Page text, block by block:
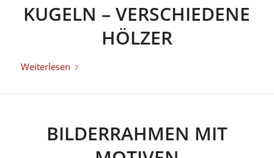
KUGELN – VERSCHIEDENE
HÖLZER
Weiterlesen
BILDERRAHMEN MIT